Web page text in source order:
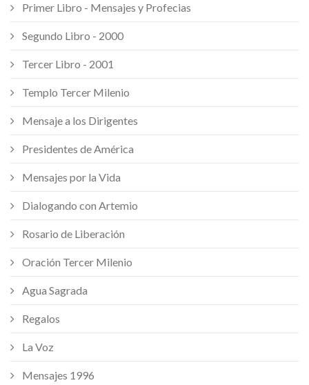
Primer Libro - Mensajes y Profecias
Segundo Libro - 2000
Tercer Libro - 2001
Templo Tercer Milenio
Mensaje a los Dirigentes
Presidentes de América
Mensajes por la Vida
Dialogando con Artemio
Rosario de Liberación
Oración Tercer Milenio
Agua Sagrada
Regalos
La Voz
Mensajes 1996